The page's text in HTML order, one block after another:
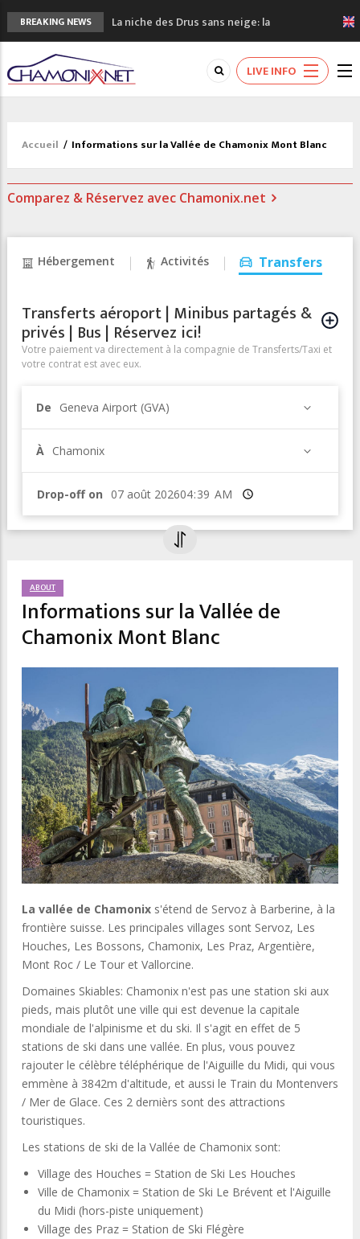
BREAKING NEWS
La niche des Drus sans neige: la
sécheresse en haute montagne
3 bonnes raisons pour visiter le nouveau
Musée du Mont-Blanc
Accidents en montagne: 3 personnes sont
Craft ouvre un nouveau magasin de course
LIVE INFO
Accueil / Informations sur la Vallée de Chamonix Mont Blanc
Comparez & Réservez avec Chamonix.net
Hébergement Activités Transfers
Transferts aéroport | Minibus partagés &
privés | Bus | Réservez ici!
Votre paiement va directement à la compagnie de Transferts/Taxi et
votre contrat est avec eux.
De Geneva Airport (GVA)
À Chamonix
Drop-off on Heure
ABOUT
Informations sur la Vallée de
Chamonix Mont Blanc
La vallée de Chamonix s'étend de Servoz à Barberine, à la
frontière suisse. Les principales villages sont Servoz, Les
Houches, Les Bossons, Chamonix, Les Praz, Argentière,
Mont Roc / Le Tour et Vallorcine.
Domaines Skiables: Chamonix n'est pas une station ski aux
pieds, mais plutôt une ville qui est devenue la capitale
mondiale de l'alpinisme et du ski. Il s'agit en effet de 5
stations de ski dans une vallée. En plus, vous pouvez
rajouter le célèbre téléphérique de l'Aiguille du Midi, qui vous
emmène à 3842m d'altitude, et aussi le Train du Montenvers
/ Mer de Glace. Ces 2 dernièrs sont des attractions
touristiques.
Les stations de ski de la Vallée de Chamonix sont:
Village des Houches = Station de Ski Les Houches
Ville de Chamonix = Station de Ski Le Brévent et l'Aiguille
du Midi (hors-piste uniquement)
Village des Praz = Station de Ski Flégère